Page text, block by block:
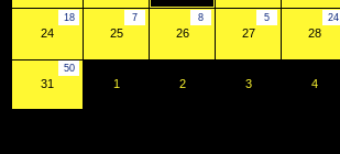
18
24
7
25
8
26
5
27
24
28
50
31 1 2 3 4